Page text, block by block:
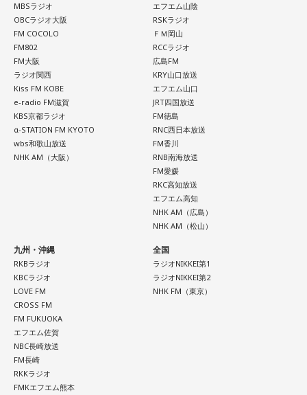
MBSラジオ
OBCラジオ大阪
FM COCOLO
FM802
FM大阪
ラジオ関西
Kiss FM KOBE
e-radio FM滋賀
KBS京都ラジオ
α-STATION FM KYOTO
wbs和歌山放送
NHK AM（大阪）
エフエム山陰
RSKラジオ
ＦＭ岡山
RCCラジオ
広島FM
KRY山口放送
エフエム山口
JRT四国放送
FM徳島
RNC西日本放送
FM香川
RNB南海放送
FM愛媛
RKC高知放送
エフエム高知
NHK AM（広島）
NHK AM（松山）
九州・沖縄
RKBラジオ
KBCラジオ
LOVE FM
CROSS FM
FM FUKUOKA
エフエム佐賀
NBC長崎放送
FM長崎
RKKラジオ
FMKエフエム熊本
全国
ラジオNIKKEI第1
ラジオNIKKEI第2
NHK FM（東京）